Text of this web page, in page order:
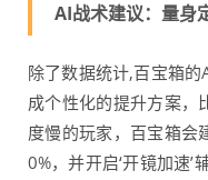
AI战术建议：量身
除了数据统计,百宝箱
成个性化的提升方案，
度慢的玩家，百宝箱会
0%，并开启‘开镜加速’